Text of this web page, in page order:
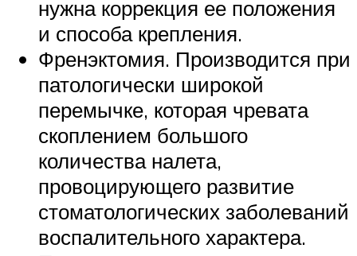
нужна коррекция ее положения
и способа крепления.
Френэктомия. Производится при
патологически широкой
перемычке, которая чревата
скоплением большого
количества налета,
провоцирующего развитие
стоматологических заболеваний
воспалительного характера.